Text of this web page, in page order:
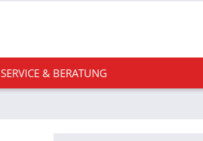
SERVICE & BERATUNG